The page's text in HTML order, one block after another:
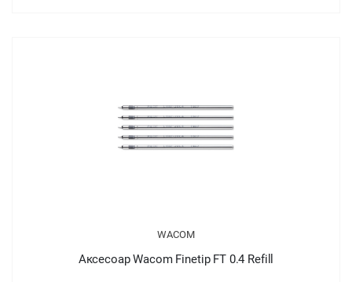
WACOM
Аксесоар Wacom Finetip FT 0.4 Refill